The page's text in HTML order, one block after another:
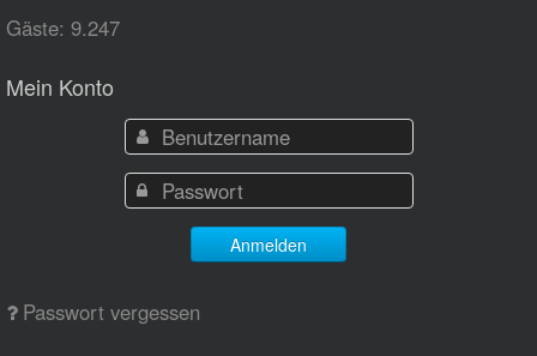
Gäste: 9.247
Mein Konto
Anmelden
Passwort vergessen